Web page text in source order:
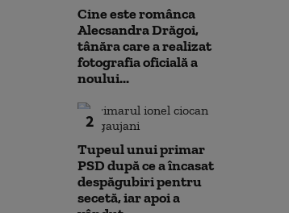
Cine este românca
Alecsandra Drăgoi,
tânăra care a realizat
fotografia oficială a
noului...
2
Tupeul unui primar
PSD după ce a încasat
despăgubiri pentru
secetă, iar apoi a